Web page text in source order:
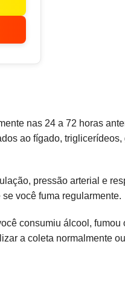
nas 24 a 72 horas
ao fígado, triglicerídeos,
pressão arterial e
você fuma regularmente.
consumiu álcool, fumou
a coleta normalmente